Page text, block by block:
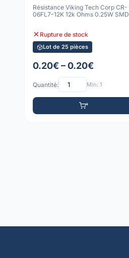
Résistance Viking Tech Corp CR-
06FL7-12K 12k Ohms 0.25W SMD
Rupture de stock
Lot de 25 pièces
0.20€ – 0.20€
Quantité: Min: 1